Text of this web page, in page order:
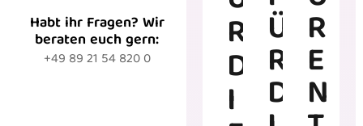
Habt ihr Fragen? Wir
beraten euch gern:
+49 89 21 54 820 0
R
D
I
Ü
R
D
R
E
N